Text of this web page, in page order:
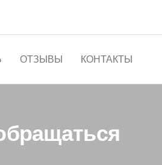
ОТЗЫВЫ КОНТАКТЫ